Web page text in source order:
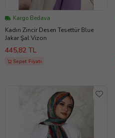
Kargo Bedava
Kadın Zincir Desen Tesettür Blue
Jakar Şal Vizon
445,82 TL
Sepet Fiyatı